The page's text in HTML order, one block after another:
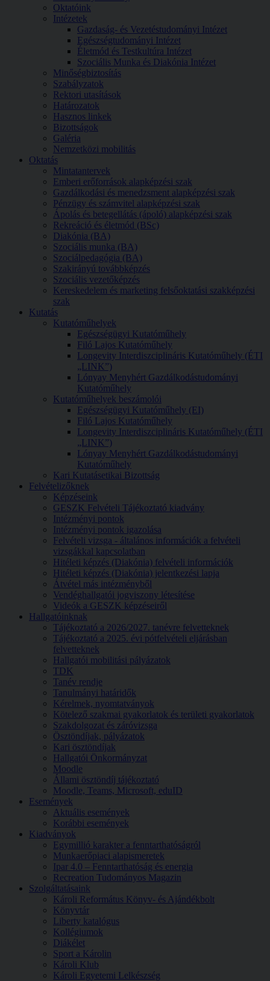
Oktatóink
Intézetek
Gazdaság- és Vezetéstudományi Intézet
Egészségtudományi Intézet
Életmód és Testkultúra Intézet
Szociális Munka és Diakónia Intézet
Minőségbiztosítás
Szabályzatok
Rektori utasítások
Határozatok
Hasznos linkek
Bizottságok
Galéria
Nemzetközi mobilitás
Oktatás
Mintatantervek
Emberi erőforrások alapképzési szak
Gazdálkodási és menedzsment alapképzési szak
Pénzügy és számvitel alapképzési szak
Ápolás és betegellátás (ápoló) alapképzési szak
Rekreáció és életmód (BSc)
Diakónia (BA)
Szociális munka (BA)
Szociálpedagógia (BA)
Szakirányú továbbképzés
Szociális vezetőképzés
Kereskedelem és marketing felsőoktatási szakképzési
szak
Kutatás
Kutatóműhelyek
Egészségügyi Kutatóműhely
Filó Lajos Kutatóműhely
Longevity Interdiszciplináris Kutatóműhely (ÉTI
„LINK”)
Lónyay Menyhért Gazdálkodástudományi
Kutatóműhely
Kutatóműhelyek beszámolói
Egészségügyi Kutatóműhely (EI)
Filó Lajos Kutatóműhely
Longevity Interdiszciplináris Kutatóműhely (ÉTI
„LINK”)
Lónyay Menyhért Gazdálkodástudományi
Kutatóműhely
Kari Kutatásetikai Bizottság
Felvételizőknek
Képzéseink
GESZK Felvételi Tájékoztató kiadvány
Intézményi pontok
Intézményi pontok igazolása
Felvételi vizsga - általános információk a felvételi
vizsgákkal kapcsolatban
Hitéleti képzés (Diakónia) felvételi információk
Hitéleti képzés (Diakónia) jelentkezési lapja
Átvétel más intézményből
Vendéghallgatói jogviszony létesítése
Videók a GESZK képzéseiről
Hallgatóinknak
Tájékoztató a 2026/2027. tanévre felvetteknek
Tájékoztató a 2025. évi pótfelvételi eljárásban
felvetteknek
Hallgatói mobilitási pályázatok
TDK
Tanév rendje
Tanulmányi határidők
Kérelmek, nyomtatványok
Kötelező szakmai gyakorlatok és területi gyakorlatok
Szakdolgozat és záróvizsga
Ösztöndíjak, pályázatok
Kari ösztöndíjak
Hallgatói Önkormányzat
Moodle
Állami ösztöndíj tájékoztató
Moodle, Teams, Microsoft, eduID
Események
Aktuális események
Korábbi események
Kiadványok
Egymillió karakter a fenntarthatóságról
Munkaerőpiaci alapismeretek
Ipar 4.0 – Fenntarthatóság és energia
Recreation Tudományos Magazin
Szolgáltatásaink
Károli Református Könyv- és Ajándékbolt
Könyvtár
Liberty katalógus
Kollégiumok
Diákélet
Sport a Károlin
Károli Klub
Károli Egyetemi Lelkészség